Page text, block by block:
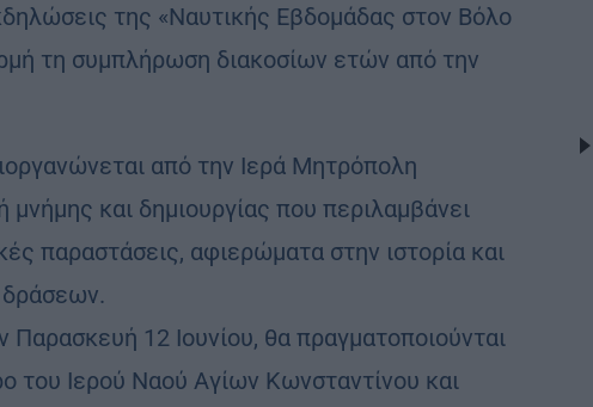
της «Ναυτικής Εβδομάδας στον Βόλο
τη συμπλήρωση διακοσίων ετών από την
από την Ιερά Μητρόπολη
μνήμης και δημιουργίας που περιλαμβάνει
παραστάσεις, αφιερώματα στην ιστορία και
δράσεων.
12 Ιουνίου, θα πραγματοποιούνται
του Ιερού Ναού Αγίων Κωνσταντίνου και